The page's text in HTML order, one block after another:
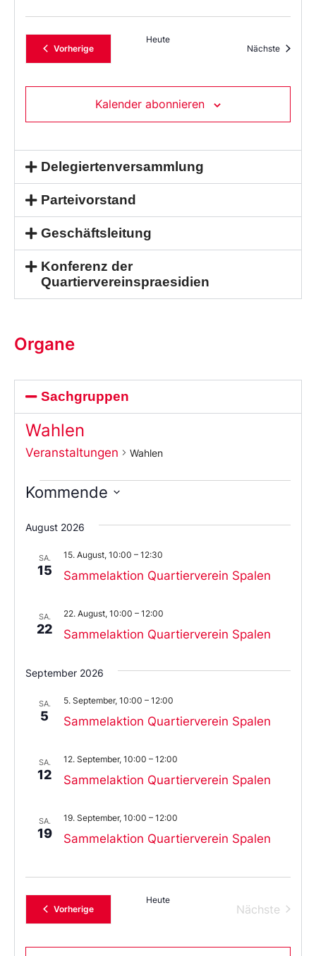
VorherigeVeranstaltungen
Heute
Nächste
Kalender abonnieren
Delegiertenversammlung
Parteivorstand
Geschäftsleitung
Konferenz der
Quartiervereinspraesidien
Organe
Sachgruppen
Wahlen
Veranstaltungen Wahlen
Kommende
Sie
das
aus.
August 2026
SA.
15 Sammelaktion Quartierverein Spalen
15. August, 10:00 – 12:30
SA.
22 Sammelaktion Quartierverein Spalen
22. August, 10:00 – 12:00
September 2026
SA.
5 Sammelaktion Quartierverein Spalen
5. September, 10:00 – 12:00
SA.
12 Sammelaktion Quartierverein Spalen
12. September, 10:00 – 12:00
SA.
19 Sammelaktion Quartierverein Spalen
19. September, 10:00 – 12:00
VorherigeVeranstaltungen
Heute
Nächste